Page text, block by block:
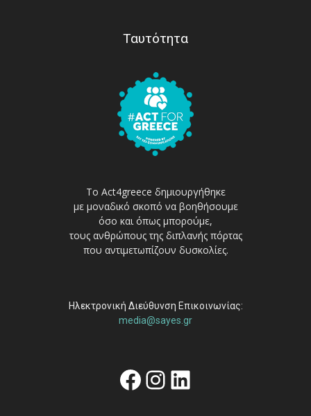
Ταυτότητα
Το Act4greece δημιουργήθηκε
με μοναδικό σκοπό να βοηθήσουμε
όσο και όπως μπορούμε,
τους ανθρώπους της διπλανής πόρτας
που αντιμετωπίζουν δυσκολίες.
Ηλεκτρονική Διεύθυνση Επικοινωνίας:
media@sayes.gr
Facebook
Instagram
Linkedin